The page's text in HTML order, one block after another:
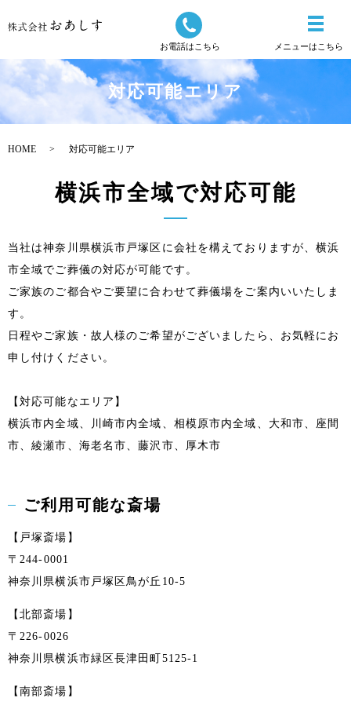
お電話はこちら メニューはこちら
対応可能エリア
HOME 対応可能エリア
横浜市全域で対応可能
当社は神奈川県横浜市戸塚区に会社を構えておりますが、横浜
市全域でご葬儀の対応が可能です。
ご家族のご都合やご要望に合わせて葬儀場をご案内いいたしま
す。
日程やご家族・故人様のご希望がございましたら、お気軽にお
申し付けください。
【対応可能なエリア】
横浜市内全域、川崎市内全域、相模原市内全域、大和市、座間
市、綾瀬市、海老名市、藤沢市、厚木市
ご利用可能な斎場
【戸塚斎場】
〒244-0001
神奈川県横浜市戸塚区鳥が丘10-5
【北部斎場】
〒226-0026
神奈川県横浜市緑区長津田町5125-1
【南部斎場】